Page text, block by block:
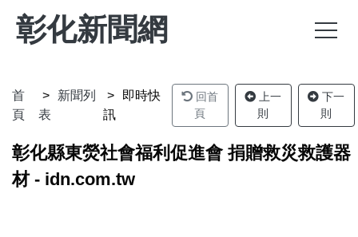
彰化新聞網
首
頁
新聞列
表
即時快
訊
回首
頁
上一
則
下一
則
彰化縣東熒社會福利促進會 捐贈救災救護器
材 - idn.com.tw